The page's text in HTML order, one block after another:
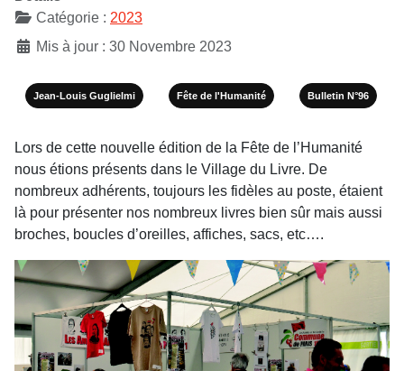
Catégorie : 2023
Mis à jour : 30 Novembre 2023
Jean-Louis Guglielmi Fête de l'Humanité Bulletin N°96
Lors de cette nouvelle édition de la Fête de l’Humanité
nous étions présents dans le Village du Livre. De
nombreux adhérents, toujours les fidèles au poste, étaient
là pour présenter nos nombreux livres bien sûr mais aussi
broches, boucles d’oreilles, affiches, sacs, etc….